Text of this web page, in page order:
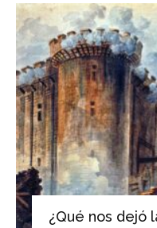
¿Qué nos dejó